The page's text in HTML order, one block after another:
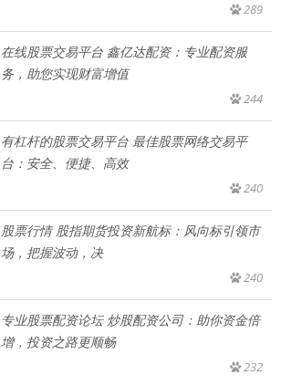
289
在线股票交易平台 鑫亿达配资：专业配资服
务，助您实现财富增值
244
有杠杆的股票交易平台 最佳股票网络交易平
台：安全、便捷、高效
240
股票行情 股指期货投资新航标：风向标引领市
场，把握波动，决
240
专业股票配资论坛 炒股配资公司：助你资金倍
增，投资之路更顺畅
232